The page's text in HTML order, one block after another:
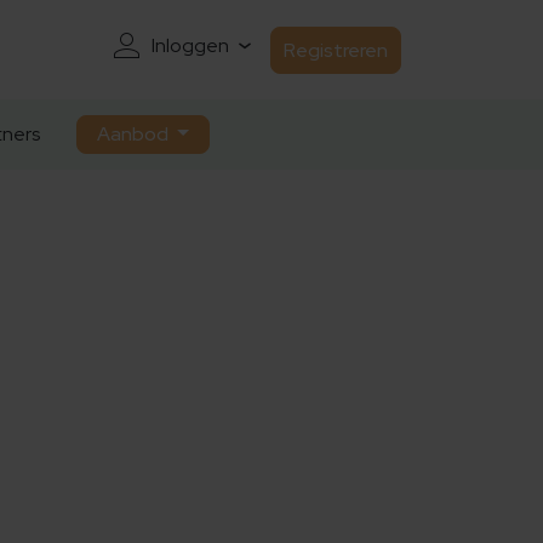
Inloggen Registreren
Aanbod